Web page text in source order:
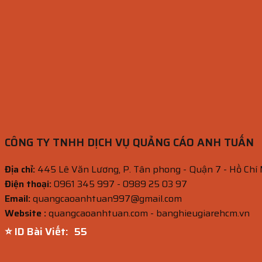
CÔNG TY TNHH DỊCH VỤ QUẢNG CÁO ANH TUẤN
Địa chỉ: 445 Lê Văn Lương, P. Tân phong - Quận 7 - Hồ Chí
Điện thoại:0961 345 997 - 0989 25 03 97
Email:quangcaoanhtuan997@gmail.com
Website :quangcaoanhtuan.com - banghieugiarehcm.vn
⭐ ID Bài Viết: 55